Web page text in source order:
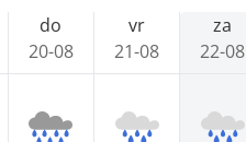
do
20-08
vr
21-08
za
22-08